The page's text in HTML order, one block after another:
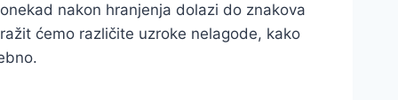
nakon hranjenja dolazi do znakova
ćemo različite uzroke nelagode, kako